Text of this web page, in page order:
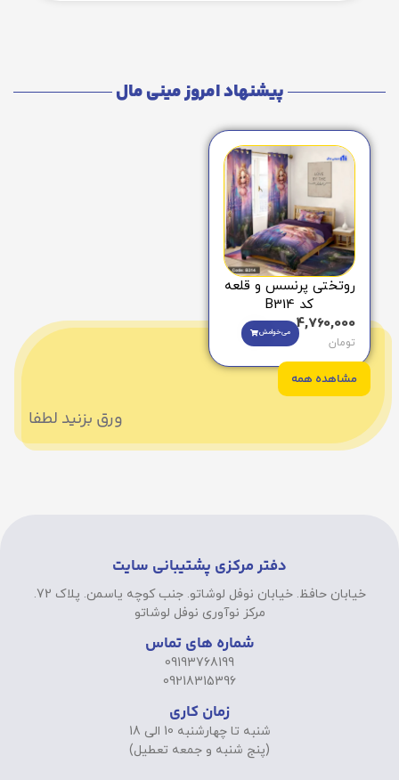
پیشنهاد امروز مینی مال
روتختی پرنسس و قلعه
کد B314
4,760,000
تومان
می‌خوامش
مشاهده همه
ورق بزنید لطفا
دفتر مرکزی پشتیبانی سایت
خیابان حافظ. خیابان نوفل لوشاتو. جنب کوچه یاسمن. پلاک 72.
مرکز نوآوری نوفل لوشاتو
شماره های تماس
09193768199
09218315396
زمان کاری
شنبه تا چهارشنبه 10 الی 18
(پنج شنبه و جمعه تعطیل)